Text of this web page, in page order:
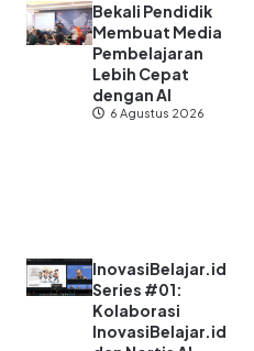
Bekali Pendidik
Membuat Media
Pembelajaran
Lebih Cepat
dengan AI
6 Agustus 2026
InovasiBelajar.id
Series #01:
Kolaborasi
InovasiBelajar.id